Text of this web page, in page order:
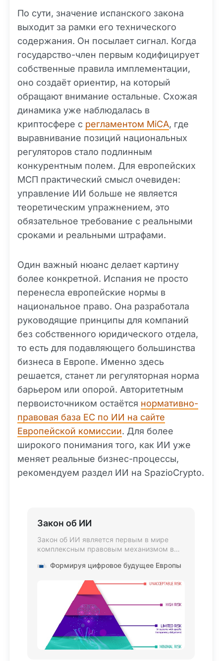
По сути, значение испанского закона
выходит за рамки его технического
содержания. Он посылает сигнал. Когда
государство-член первым кодифицирует
собственные правила имплементации,
оно создаёт ориентир, на который
обращают внимание остальные. Схожая
динамика уже наблюдалась в
криптосфере с регламентом MiCA, где
выравнивание позиций национальных
регуляторов стало подлинным
конкурентным полем. Для европейских
МСП практический смысл очевиден:
управление ИИ больше не является
теоретическим упражнением, это
обязательное требование с реальными
сроками и реальными штрафами.
Один важный нюанс делает картину
более конкретной. Испания не просто
перенесла европейские нормы в
национальное право. Она разработала
руководящие принципы для компаний
без собственного юридического отдела,
то есть для подавляющего большинства
бизнеса в Европе. Именно здесь
решается, станет ли регуляторная норма
барьером или опорой. Авторитетным
первоисточником остаётся нормативно-
правовая база ЕС по ИИ на сайте
Европейской комиссии. Для более
широкого понимания того, как ИИ уже
меняет реальные бизнес-процессы,
рекомендуем раздел ИИ на SpazioCrypto.
Закон об ИИ
Закон об ИИ является первым в мире
комплексным правовым механизмом в
регулирующим риски ИИ и
мировом уровне.
Формируя цифровое будущее Европы